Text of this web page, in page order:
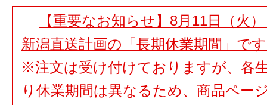
【重要なお知らせ】8月11日（火
新潟直送計画の「長期休業期間」で
※注文は受け付けておりますが、各
り休業期間は異なるため、商品ペー